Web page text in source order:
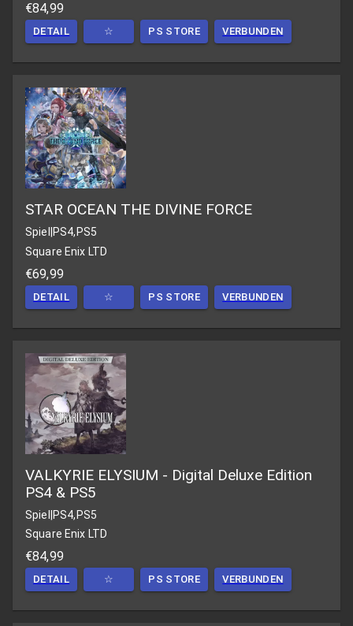
€84,99
DETAIL ☆ PS STORE VERBUNDEN
STAR OCEAN THE DIVINE FORCE
Spiel
PS4,PS5
Square Enix LTD
€69,99
DETAIL ☆ PS STORE VERBUNDEN
VALKYRIE ELYSIUM - Digital Deluxe Edition
PS4 & PS5
Spiel|PS4,PS5
Square Enix LTD
€84,99
DETAIL ☆ PS STORE VERBUNDEN